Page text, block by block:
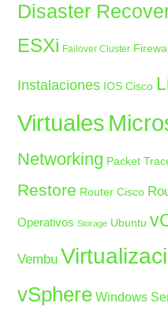
Disaster
ESXi Failover Cluster
Instalaciones IOS Cisco
Virtuales
Networking Packet
Restore Router Cisco
Operativos Storage Ubuntu
Vembu
vSphere Windows